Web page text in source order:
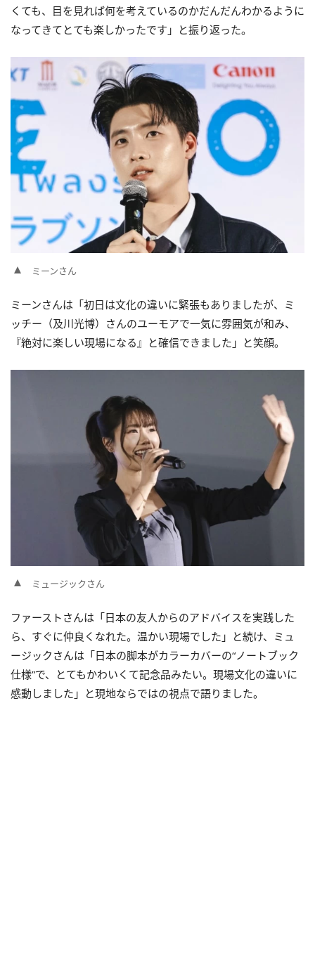
くても、目を見れば何を考えているのかだんだんわかるように
なってきてとても楽しかったです」と振り返った。
ミーンさん
ミーンさんは「初日は文化の違いに緊張もありましたが、ミ
ッチー（及川光博）さんのユーモアで一気に雰囲気が和み、
『絶対に楽しい現場になる』と確信できました」と笑顔。
ミュージックさん
ファーストさんは「日本の友人からのアドバイスを実践した
ら、すぐに仲良くなれた。温かい現場でした」と続け、ミュ
ージックさんは「日本の脚本がカラーカバーの“ノートブック
仕様”で、とてもかわいくて記念品みたい。現場文化の違いに
感動しました」と現地ならではの視点で語りました。